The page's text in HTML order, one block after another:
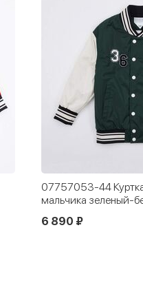
07757053-44
мальчика зеленый-
6 890 ₽